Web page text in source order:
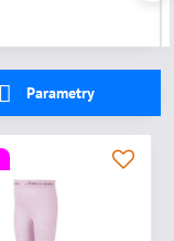
Parametry